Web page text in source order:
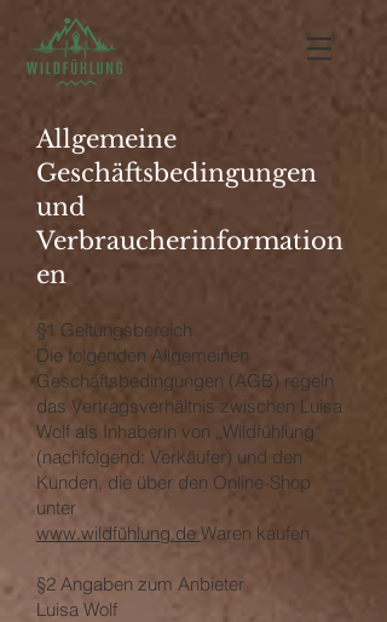
Allgemeine
Geschäftsbedingungen
und
Verbraucherinformation
en
§1 Geltungsbereich
Die folgenden Allgemeinen
Geschäftsbedingungen (AGB) regeln
das Vertragsverhältnis zwischen Luisa
Wolf als Inhaberin von „Wildfühlung“
(nachfolgend: Verkäufer) und den
Kunden, die über den Online-Shop
unter
www.wildfühlung.de Waren kaufen.
§2 Angaben zum Anbieter
Luisa Wolf